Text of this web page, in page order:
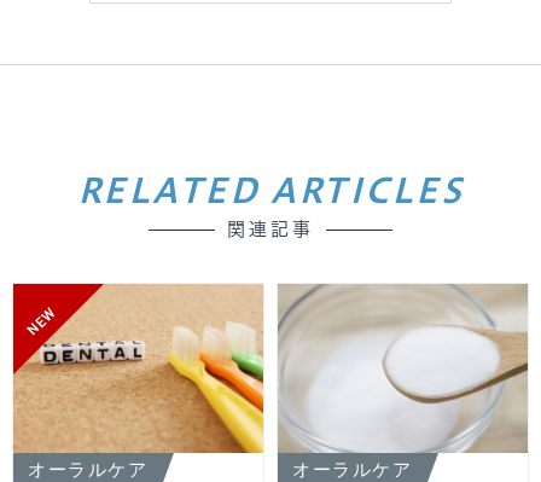
RELATED ARTICLES
関連記事
NEW
オーラルケア オーラルケア